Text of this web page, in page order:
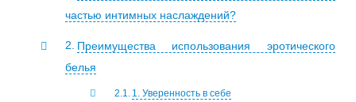
частью интимных наслаждений?
Преимущества использования эротического
белья
1. Уверенность в себе